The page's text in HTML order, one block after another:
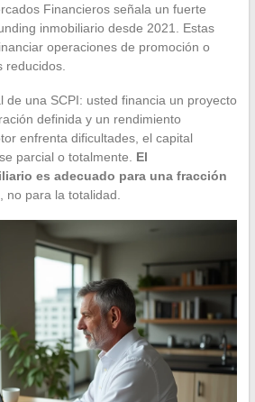
Financieros señala un fuerte
inmobiliario desde 2021. Estas
operaciones de promoción o
reducidos.
de una SCPI: usted financia un proyecto
definida y un rendimiento
enfrenta dificultades, el capital
parcial o totalmente. El
es adecuado para una fracción
, no para la totalidad.